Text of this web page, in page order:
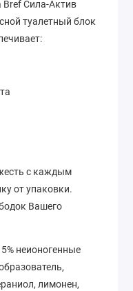
Bref Сила-Актив
туалетный блок
с каждым
от упаковки.
Вашего
неионогенные
лимонен,